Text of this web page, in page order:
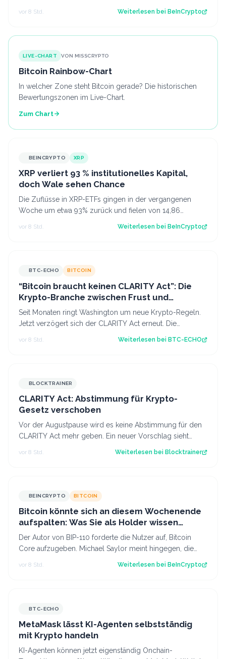
exklusiven erweiterten Einblick vorbere…
vor 8 Std. Weiterlesen bei BeInCrypto
LIVE-CHART VON MISSCRYPTO
Bitcoin Rainbow-Chart
In welcher Zone steht Bitcoin gerade? Die historischen
Bewertungszonen im Live-Chart.
Zum Chart
BEINCRYPTO XRP
XRP verliert 93 % institutionelles Kapital,
doch Wale sehen Chance
Die Zuflüsse in XRP-ETFs gingen in der vergangenen
Woche um etwa 93% zurück und fielen von 14,86
Millionen USD auf 1,01 Millionen USD, währe…
vor 8 Std. Weiterlesen bei BeInCrypto
BTC-ECHO BITCOIN
“Bitcoin braucht keinen CLARITY Act”: Die
Krypto-Branche zwischen Frust und
Hoffnung
Seit Monaten ringt Washington um neue Krypto-Regeln.
Jetzt verzögert sich der CLARITY Act erneut. Die
vor 8 Std. Weiterlesen bei BTC-ECHO
BLOCKTRAINER
CLARITY Act: Abstimmung für Krypto-
Gesetz verschoben
Vor der Augustpause wird es keine Abstimmung für den
CLARITY Act mehr geben. Ein neuer Vorschlag sieht
vor 8 Std. Weiterlesen bei Blocktrainer
BEINCRYPTO BITCOIN
Bitcoin könnte sich an diesem Wochenende
aufspalten: Was Sie als Holder wissen
sollten
Der Autor von BIP-110 forderte die Nutzer auf, Bitcoin
Core aufzugeben. Michael Saylor meint hingegen, die
Befürworter sollten sich zurückha…
vor 8 Std. Weiterlesen bei BeInCrypto
BTC-ECHO
MetaMask lässt KI-Agenten selbstständig
mit Krypto handeln
KI-Agenten können jetzt eigenständig Onchain-